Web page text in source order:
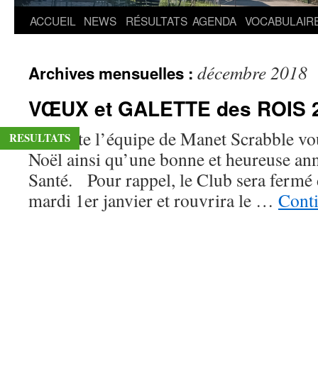
Aller
contenu
ACCUEIL NEWS RÉSULTATS AGENDA
Archives mensuelles : décembre 2018
VŒUX et GALETTE des ROIS
Toute l’équipe de Manet Scrabble
Noël ainsi qu’une bonne et heureuse
Santé. Pour rappel, le Club sera fermé
mardi 1er janvier et rouvrira le …
RESULTATS